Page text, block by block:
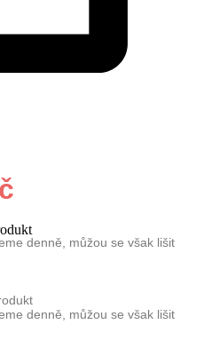
denně, můžou se však lišit
denně, můžou se však lišit